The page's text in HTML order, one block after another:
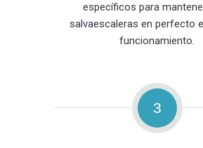
específicos para
salvaescaleras en perfecto
funcionamiento.
3